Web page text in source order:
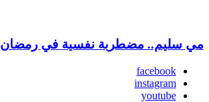
مي سليم.. مضطربة نفسية في رمضان
facebook
instagram
youtube